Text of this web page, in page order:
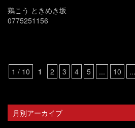
鶏こう ときめき坂
0775251156
1 / 10 1 2 3 4 5 ... 10 ...
月別アーカイブ